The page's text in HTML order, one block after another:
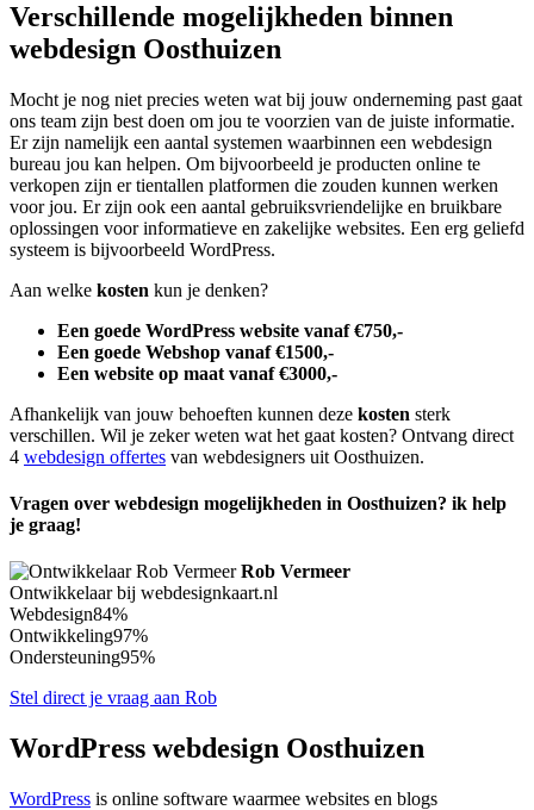
Verschillende mogelijkheden binnen
webdesign Oosthuizen
Mocht je nog niet precies weten wat bij jouw onderneming past gaat
ons team zijn best doen om jou te voorzien van de juiste informatie.
Er zijn namelijk een aantal systemen waarbinnen een webdesign
bureau jou kan helpen. Om bijvoorbeeld je producten online te
verkopen zijn er tientallen platformen die zouden kunnen werken
voor jou. Er zijn ook een aantal gebruiksvriendelijke en bruikbare
oplossingen voor informatieve en zakelijke websites. Een erg geliefd
systeem is bijvoorbeeld WordPress.
Aan welke kosten kun je denken?
Een goede WordPress website vanaf €750,-
Een goede Webshop vanaf €1500,-
Een website op maat vanaf €3000,-
Afhankelijk van jouw behoeften kunnen deze kosten sterk
verschillen. Wil je zeker weten wat het gaat kosten? Ontvang direct
4 webdesign offertes van webdesigners uit Oosthuizen.
Vragen over webdesign mogelijkheden in Oosthuizen? ik help
je graag!
Rob Vermeer
Ontwikkelaar bij webdesignkaart.nl
Webdesign84%
Ontwikkeling97%
Ondersteuning95%
Stel direct je vraag aan Rob
WordPress webdesign Oosthuizen
WordPress is online software waarmee websites en blogs